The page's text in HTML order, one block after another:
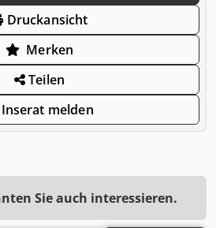
Druckansicht
Merken
Teilen
Inserat melden
Sie auch interessieren.